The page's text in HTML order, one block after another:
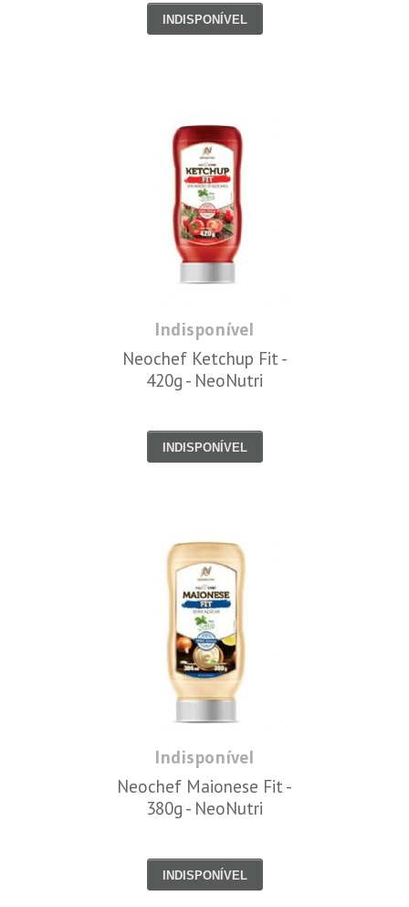
INDISPONÍVEL
Indisponível
Neochef Ketchup Fit -
420g - NeoNutri
INDISPONÍVEL
Indisponível
Neochef Maionese Fit -
380g - NeoNutri
INDISPONÍVEL